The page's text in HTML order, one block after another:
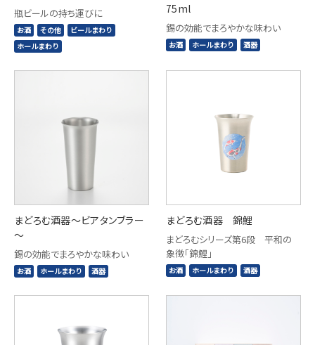
瓶ビールの持ち運びに
お酒 その他
ビールまわり
ホールまわり
75ml
錫の効能でまろやかな味わい
お酒 ホールまわり 酒器
まどろむ酒器～ビアタンブラー
～
錫の効能でまろやかな味わい
お酒 ホールまわり 酒器
まどろむ酒器 錦鯉
まどろむシリーズ第6段 平和の
象徴「錦鯉」
お酒 ホールまわり 酒器